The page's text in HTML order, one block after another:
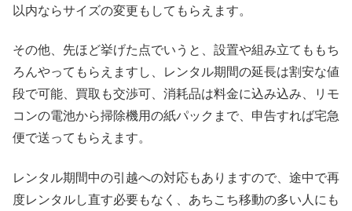
以内ならサイズの変更もしてもらえます。
その他、先ほど挙げた点でいうと、設置や組み立てももち
ろんやってもらえますし、レンタル期間の延長は割安な値
段で可能、買取も交渉可、消耗品は料金に込み込み、リモ
コンの電池から掃除機用の紙パックまで、申告すれば宅急
便で送ってもらえます。
レンタル期間中の引越への対応もありますので、途中で再
度レンタルし直す必要もなく、あちこち移動の多い人にも